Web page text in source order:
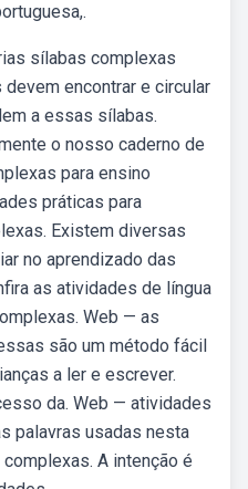
sílabas complexas
encontrar e circular
a essas sílabas.
o nosso caderno de
para ensino
práticas para
Existem diversas
no aprendizado das
as atividades de língua
Web — as
são um método fácil
a ler e escrever.
da. Web — atividades
palavras usadas nesta
A intenção é